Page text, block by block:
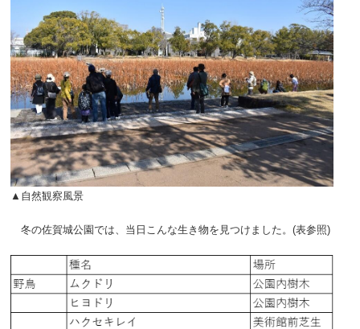
▲自然観察風景
冬の佐賀城公園では、当日こんな生き物を見つけました。(表参照)